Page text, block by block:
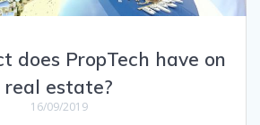
does PropTech have on
real estate?
16/09/2019